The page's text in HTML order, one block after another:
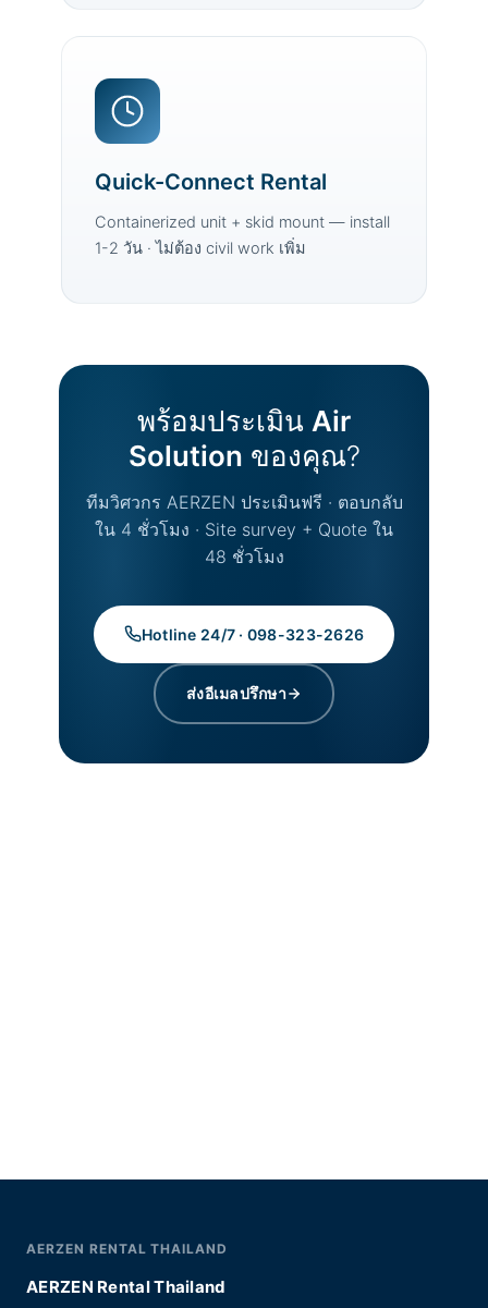
Quick-Connect Rental
Containerized unit + skid mount — install
1-2 วัน · ไม่ต้อง civil work เพิ่ม
พร้อมประเมิน Air
Solution ของคุณ?
ทีมวิศวกร AERZEN ประเมินฟรี · ตอบกลับ
ใน 4 ชั่วโมง · Site survey + Quote ใน
48 ชั่วโมง
Hotline 24/7 · 098-323-2626
ส่งอีเมลปรึกษา
AERZEN RENTAL THAILAND
AERZEN Rental Thailand